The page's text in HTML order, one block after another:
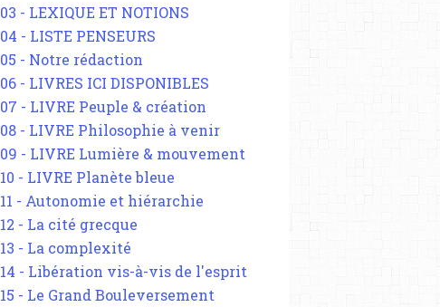
03 - LEXIQUE ET NOTIONS
04 - LISTE PENSEURS
05 - Notre rédaction
06 - LIVRES ICI DISPONIBLES
07 - LIVRE Peuple & création
08 - LIVRE Philosophie à venir
09 - LIVRE Lumière & mouvement
10 - LIVRE Planète bleue
11 - Autonomie et hiérarchie
12 - La cité grecque
13 - La complexité
14 - Libération vis-à-vis de l'esprit
15 - Le Grand Bouleversement